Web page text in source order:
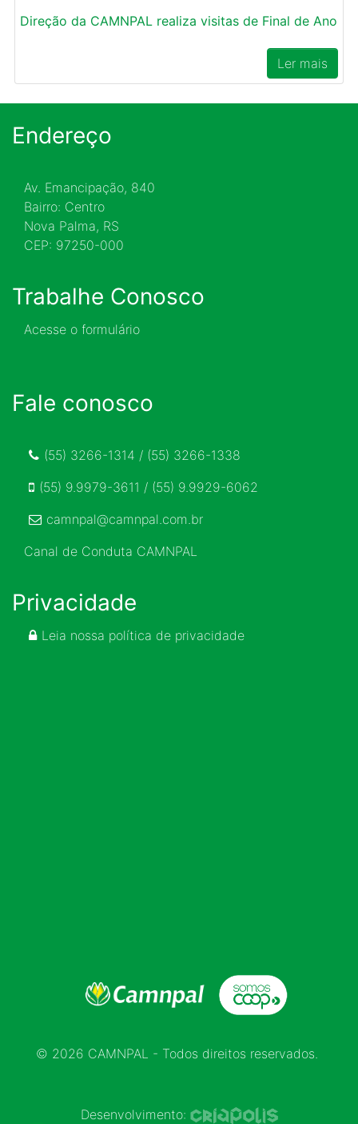
Direção da CAMNPAL realiza visitas de Final de Ano
Ler mais
Endereço
Av. Emancipação, 840
Bairro: Centro
Nova Palma, RS
CEP: 97250-000
Trabalhe Conosco
Acesse o formulário
Fale conosco
(55) 3266-1314 / (55) 3266-1338
(55) 9.9979-3611 / (55) 9.9929-6062
camnpal@camnpal.com.br
Canal de Conduta CAMNPAL
Privacidade
Leia nossa política de privacidade
© 2026 CAMNPAL - Todos direitos reservados.
Desenvolvimento: